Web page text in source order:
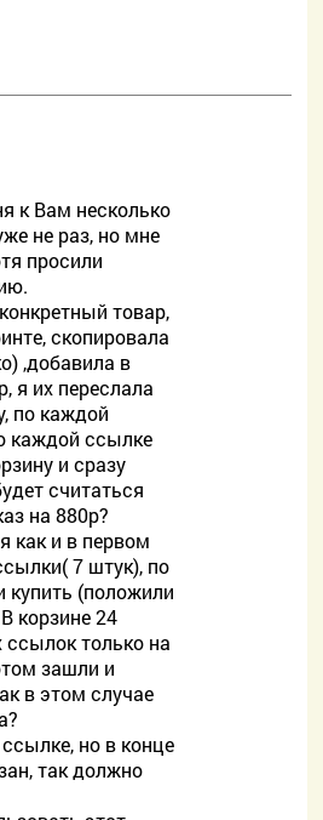
к Вам несколько
не раз, но мне
просили
товар,
скопировала
,добавила в
я их переслала
по каждой
каждой ссылке
и сразу
считаться
на 880р?
как и в первом
7 штук), по
(положили
корзине 24
только на
зашли и
в этом случае
но в конце
так должно